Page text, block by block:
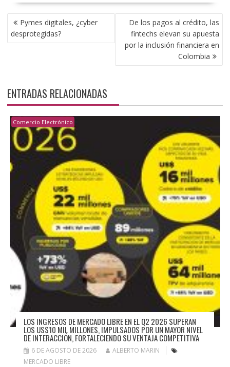
NAVEGACIÓN
DE
ENTRADAS
Pymes digitales, ¿cyber
desprotegidas?
De los pagos al crédito, las
fintechs elevan su apuesta
por la inclusión financiera en
Colombia
ENTRADAS RELACIONADAS
Comercio Electrónico
LOS INGRESOS DE MERCADO LIBRE EN EL Q2 2026 SUPERAN
LOS US$10 MIL MILLONES, IMPULSADOS POR UN MAYOR NIVEL
DE INTERACCIÓN, FORTALECIENDO SU VENTAJA COMPETITIVA
6 DE AGOSTO DE 2026
ALBERTO MARIN
MERCADO LIBRE